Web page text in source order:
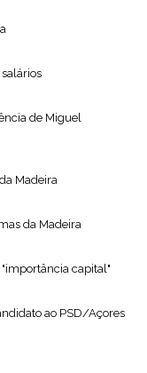
de Miguel
Madeira
da Madeira
"importância capital"
ao PSD/Açores